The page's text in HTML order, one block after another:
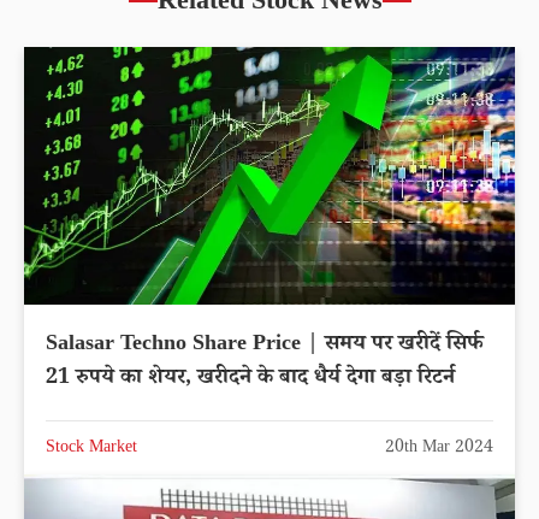
Salasar Techno Share Price | समय पर खरीदें सिर्फ
21 रुपये का शेयर, खरीदने के बाद धैर्य देगा बड़ा रिटर्न
Stock Market 20th Mar 2024